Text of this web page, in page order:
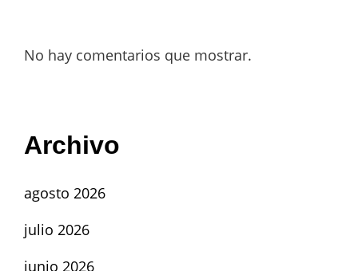
No hay comentarios que mostrar.
Archivo
agosto 2026
julio 2026
junio 2026